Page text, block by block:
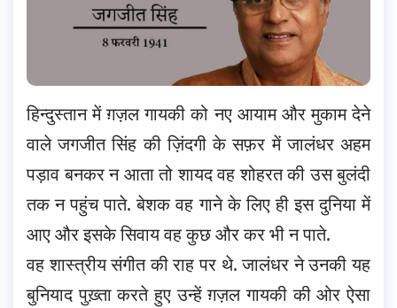
हिन्दुस्तान में ग़ज़ल गायकी को नए आयाम और मुकाम देने
वाले जगजीत सिंह की ज़िंदगी के सफ़र में जालंधर अहम
पड़ाव बनकर न आता तो शायद वह शोहरत की उस बुलंदी
तक न पहुंच पाते. बेशक वह गाने के लिए ही इस दुनिया में
आए और इसके सिवाय वह कुछ और कर भी न पाते.
वह शास्त्रीय संगीत की राह पर थे. जालंधर ने उनकी यह
बुनियाद पुख़्ता करते हुए उन्हें ग़ज़ल गायकी की ओर ऐसा